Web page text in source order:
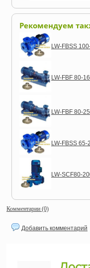
Рекомендуем
LW-FBSS
LW-FBF 80-
LW-FBF 80-
LW-FBSS 65-
LW-SCF80-
Комментарии (0)
Добавить комментарий